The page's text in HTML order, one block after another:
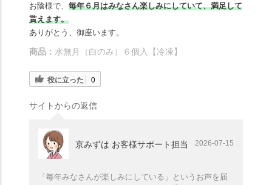
お陰様で、 毎年６月はみなさん楽しみにしていて、満足して
貰えます。
ありがとう、御座います。
商品： 水無月（白のみ）６個入【冷凍】
役に立った 0
サイトからの返信
京みずは お客様サポート担当 2026-07-15
「毎年みなさんが楽しみにしている」というお声を届